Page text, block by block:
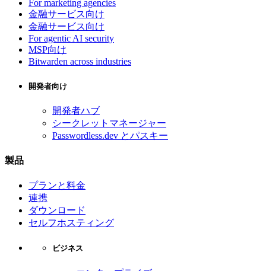
For marketing agencies
金融サービス向け
金融サービス向け
For agentic AI security
MSP向け
Bitwarden across industries
開発者向け
開発者ハブ
シークレットマネージャー
Passwordless.dev とパスキー
製品
プランと料金
連携
ダウンロード
セルフホスティング
ビジネス